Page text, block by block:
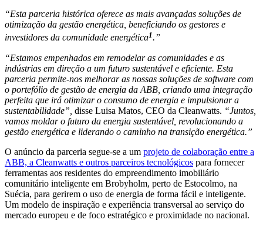
“Esta parceria histórica oferece as mais avançadas soluções de
otimização da gestão energética, beneficiando os gestores e
investidores da comunidade energética1.”
“Estamos empenhados em remodelar as comunidades e as
indústrias em direção a um futuro sustentável e eficiente. Esta
parceria permite-nos melhorar as nossas soluções de software com
o portefólio de gestão de energia da ABB, criando uma integração
perfeita que irá otimizar o consumo de energia e impulsionar a
sustentabilidade”, disse Luisa Matos, CEO da Cleanwatts. “Juntos,
vamos moldar o futuro da energia sustentável, revolucionando a
gestão energética e liderando o caminho na transição energética.”
O anúncio da parceria segue-se a um projeto de colaboração entre a
ABB, a Cleanwatts e outros parceiros tecnológicos para fornecer
ferramentas aos residentes do empreendimento imobiliário
comunitário inteligente em Brobyholm, perto de Estocolmo, na
Suécia, para gerirem o uso de energia de forma fácil e inteligente.
Um modelo de inspiração e experiência transversal ao serviço do
mercado europeu e de foco estratégico e proximidade no nacional.